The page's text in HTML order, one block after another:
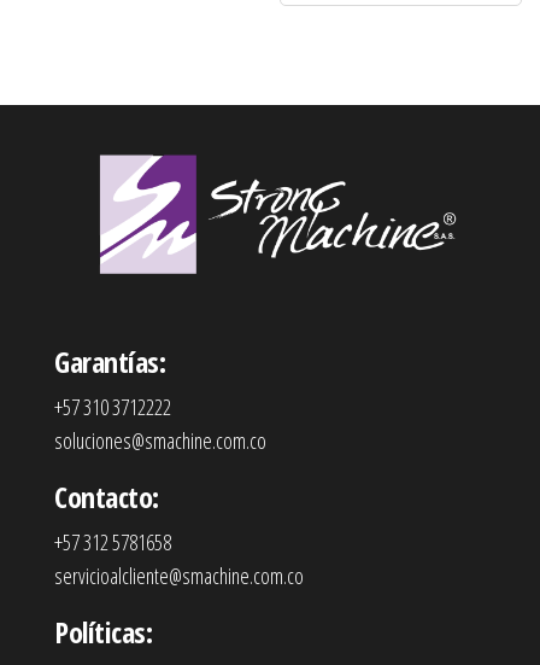
Garantías:
+57 310 3712222
soluciones@smachine.com.co
Contacto:
+57 312 5781658
servicioalcliente@smachine.com.co
Políticas: